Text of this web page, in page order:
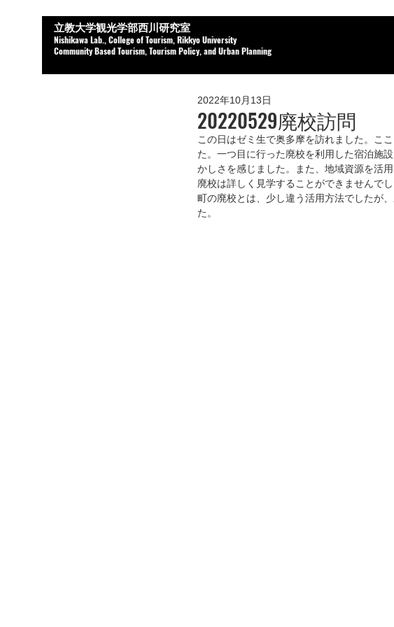
立教大学観光学部西川研究室
Nishikawa Lab.,College of Tourism, Rikkyo University
Community Based Tourism, Tourism Policy, and Urban Planning
20220529廃校訪問
2022年10月13日
この日はゼミ生で奥多摩を訪れました。こ
た。一つ目に行った廃校を利用した宿泊施
かしさを感じました。また、地域資源を活
廃校は詳しく見学することができませんで
町の廃校とは、少し違う活用方法でしたが
た。